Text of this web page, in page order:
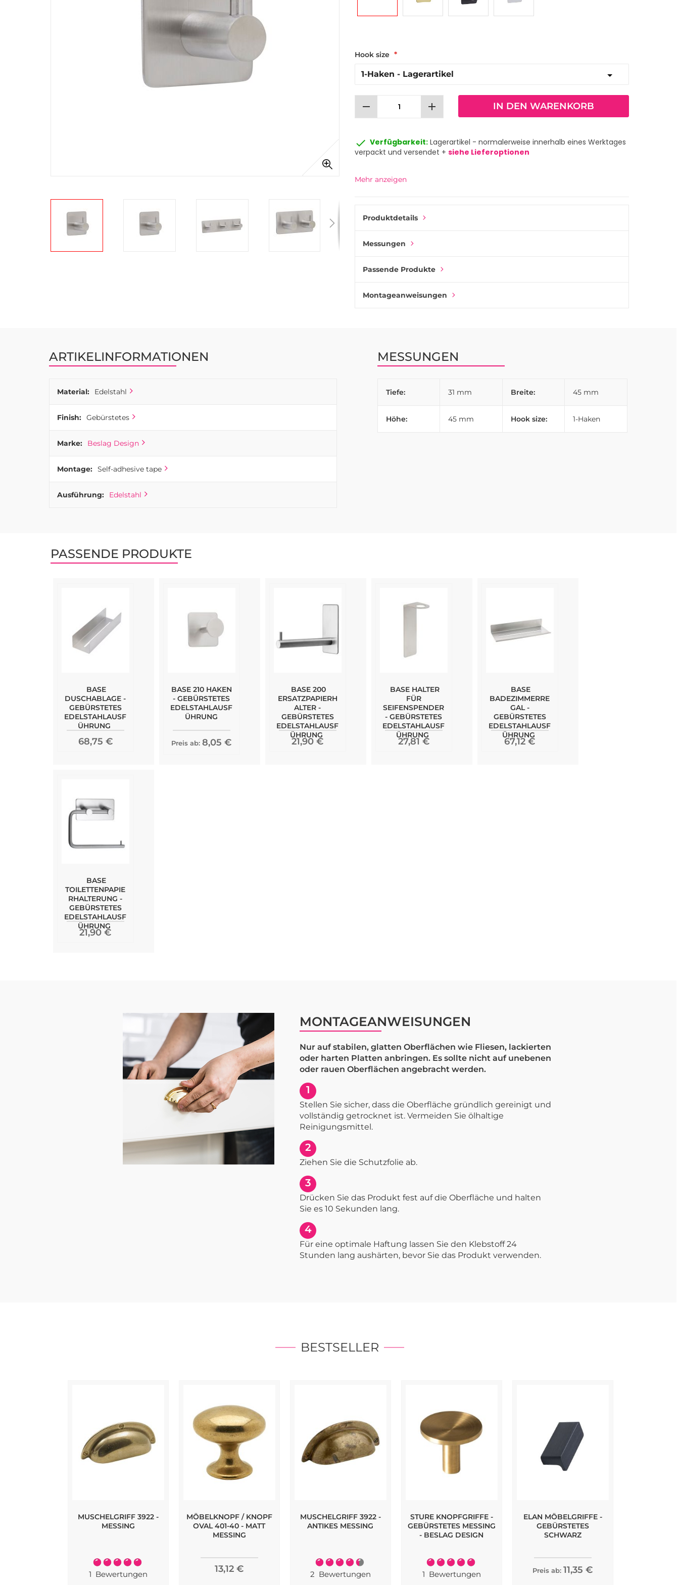
Hook size
remove add IN DEN WARENKORB
done Verfügbarkeit: Lagerartikel - normalerweise innerhalb eines Werktages
verpackt und versendet + siehe Lieferoptionen
Mehr anzeigen
Produktdetails
Messungen
Passende Produkte
Montageanweisungen
ARTIKELINFORMATIONEN
Material: Edelstahl
Finish: Gebürstetes
Marke: Beslag Design
Montage: Self-adhesive tape
Ausführung: Edelstahl
MESSUNGEN
Tiefe: 31 mm Breite: 45 mm
Höhe: 45 mm Hook size: 1-Haken
PASSENDE PRODUKTE
BASE
DUSCHABLAGE -
GEBÜRSTETES
EDELSTAHLAUSF
ÜHRUNG
68,75 €
BASE 210 HAKEN
- GEBÜRSTETES
EDELSTAHLAUSF
ÜHRUNG
Preis ab: 8,05 €
BASE 200
ERSATZPAPIERH
ALTER -
GEBÜRSTETES
EDELSTAHLAUSF
ÜHRUNG
21,90 €
BASE HALTER
FÜR
SEIFENSPENDER
- GEBÜRSTETES
EDELSTAHLAUSF
ÜHRUNG
27,81 €
BASE
BADEZIMMERRE
GAL -
GEBÜRSTETES
EDELSTAHLAUSF
ÜHRUNG
67,12 €
BASE
TOILETTENPAPIE
RHALTERUNG -
GEBÜRSTETES
EDELSTAHLAUSF
ÜHRUNG
21,90 €
MONTAGEANWEISUNGEN
Nur auf stabilen, glatten Oberflächen wie Fliesen, lackierten
oder harten Platten anbringen. Es sollte nicht auf unebenen
oder rauen Oberflächen angebracht werden.
1
Stellen Sie sicher, dass die Oberfläche gründlich gereinigt und
vollständig getrocknet ist. Vermeiden Sie ölhaltige
Reinigungsmittel.
2
Ziehen Sie die Schutzfolie ab.
3
Drücken Sie das Produkt fest auf die Oberfläche und halten
Sie es 10 Sekunden lang.
4
Für eine optimale Haftung lassen Sie den Klebstoff 24
Stunden lang aushärten, bevor Sie das Produkt verwenden.
BESTSELLER
MUSCHELGRIFF 3922 -
MESSING
Bewertung:
100%
1 Bewertungen
MÖBELKNOPF / KNOPF
OVAL 401-40 - MATT
MESSING
13,12 €
MUSCHELGRIFF 3922 -
ANTIKES MESSING
Bewertung:
90%
2 Bewertungen
STURE KNOPFGRIFFE -
GEBÜRSTETES MESSING
- BESLAG DESIGN
Bewertung:
100%
1 Bewertungen
ELAN MÖBELGRIFFE -
GEBÜRSTETES
SCHWARZ
Preis ab: 11,35 €